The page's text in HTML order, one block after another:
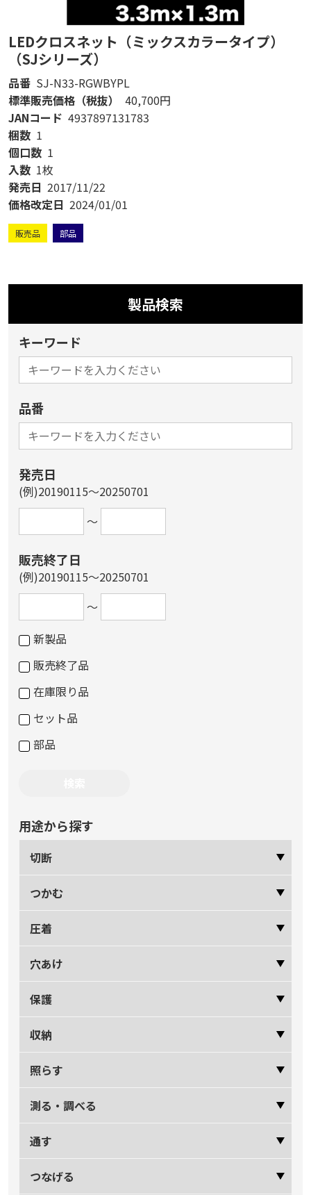
LEDクロスネット（ミックスカラータイプ）
（SJシリーズ）
品番 SJ-N33-RGWBYPL
標準販売価格（税抜）
40,700円
JANコード 4937897131783
梱数 1
個口数 1
入数 1枚
発売日 2017/11/22
価格改定日 2024/01/01
販売品 部品
製品検索
キーワード
品番
発売日
(例)20190115～20250701
～
販売終了日
(例)20190115～20250701
～
新製品
販売終了品
在庫限り品
セット品
部品
用途から探す
切断
つかむ
圧着
穴あけ
保護
収納
照らす
測る・調べる
通す
つなげる